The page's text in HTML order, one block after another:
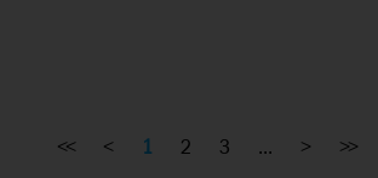
<< < 1 2 3 ... > >>